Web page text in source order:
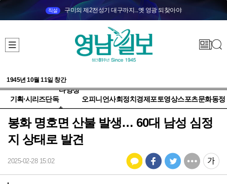
직설 구미의 제2전성기 대구까지...옛 영광 되찾아야
1945년 10월 11일 창간
기획·시리즈단독
다양성
+
오피니언사회정치 경제 포토영상스포츠문화동정
봉화 명호면 산불 발생… 60대 남성 심정
지 상태로 발견
2025-02-28 15:02